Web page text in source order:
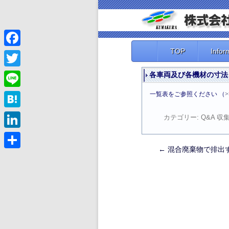
TOP
各車両及び各機材の寸
一覧表をご参照ください （
カテゴリー: Q&A 収
投
← 混合廃棄物で排出
Facebook
Twitter
Line
Hatena
LinkedIn